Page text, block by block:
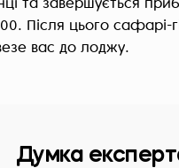
та завершується
Після цього сафарі-
вас до лоджу.
Думка